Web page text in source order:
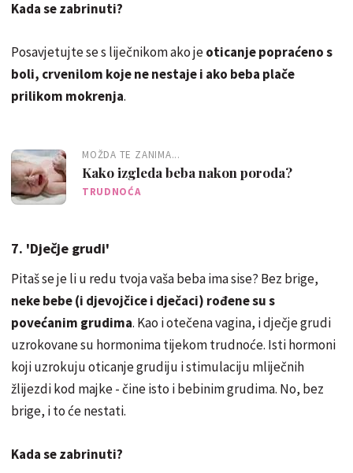
Kada se zabrinuti?
Posavjetujte se s liječnikom ako jeoticanje popraćeno s
boli, crvenilom koje ne nestaje i ako beba plače
prilikom mokrenja.
MOŽDA TE ZANIMA...
Kako izgleda beba nakon poroda?
TRUDNOĆA
7. 'Dječje grudi'
Pitaš se je li u redu tvoja vaša beba ima sise? Bez brige,
neke bebe (i djevojčice i dječaci) rođene su s
povećanim grudima. Kao i otečena vagina, i dječje grudi
uzrokovane su hormonima tijekom trudnoće. Isti hormoni
koji uzrokuju oticanje grudiju i stimulaciju mliječnih
žlijezdi kod majke - čine isto i bebinim grudima. No, bez
brige, i to će nestati.
Kada se zabrinuti?